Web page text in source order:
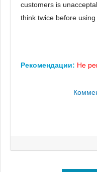
customers is
think twice before
Рекомендации: Не